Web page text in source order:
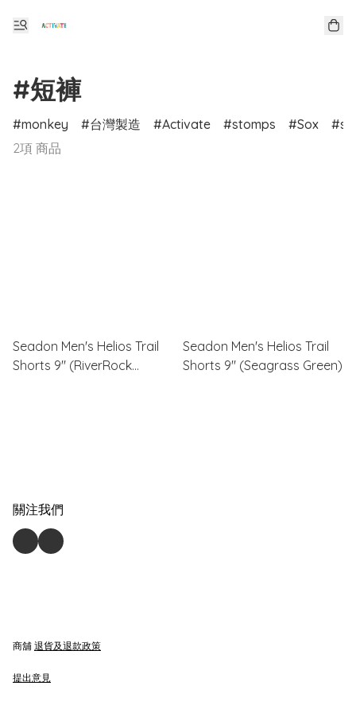
#短褲
monkey 台灣製造 Activate stomps Sox
2項 商品
Seadon Men's Helios Trail
Shorts 9" (RiverRock
Seadon Men's Helios Trail
Shorts 9" (Seagrass Green)
關注我們
商舖 退貨及退款政策
提出意見